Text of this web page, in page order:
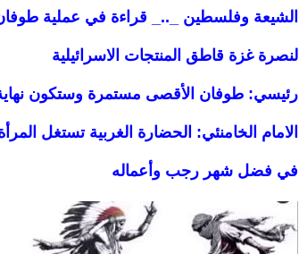
الشيعة وفلسطين _.._ قراءة في عملية
لنصرة غزة قاطق المنتجات الاسرائيلية
رئيسي: طوفان الأقصى مستمرة وستكون نهاية
الامام الخامنئي: الحضارة الغربية تستغل
في فضل شهر رجب وأعماله